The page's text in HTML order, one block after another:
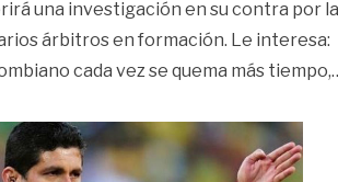
una investigación en su contra por la
árbitros en formación. Le interesa:
cada vez se quema más tiempo,